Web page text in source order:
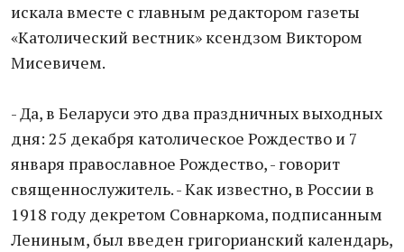
искала вместе с главным редактором газеты
«Католический вестник» ксендзом Виктором
Мисевичем.
- Да, в Беларуси это два праздничных выходных
дня: 25 декабря католическое Рождество и 7
января православное Рождество, - говорит
священнослужитель. - Как известно, в России в
1918 году декретом Совнаркома, подписанным
Лениным, был введен григорианский календарь,